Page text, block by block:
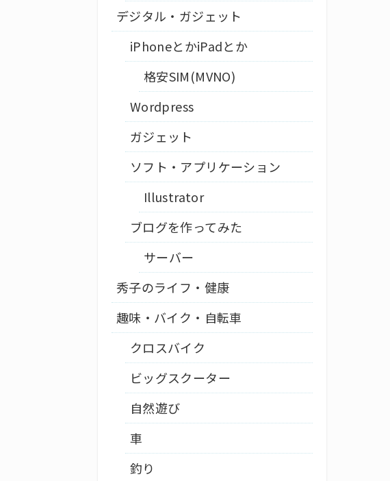
デジタル・ガジェット
iPhoneとかiPadとか
格安SIM(MVNO)
Wordpress
ガジェット
ソフト・アプリケーション
Illustrator
ブログを作ってみた
サーバー
秀子のライフ・健康
趣味・バイク・自転車
クロスバイク
ビッグスクーター
自然遊び
車
釣り